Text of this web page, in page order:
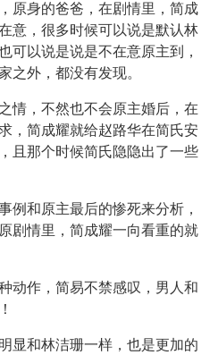
原身的爸爸，在剧情里，简成
意，很多时候可以说是默认林
可以说是说是不在意原主到，
之外，都没有发现。
情，不然也不会原主婚后，在
，简成耀就给赵路华在简氏安
且那个时候简氏隐隐出了一些
例和原主最后的惨死来分析，
剧情里，简成耀一向看重的就
动作，简易不禁感叹，男人和
显和林洁珊一样，也是更加的